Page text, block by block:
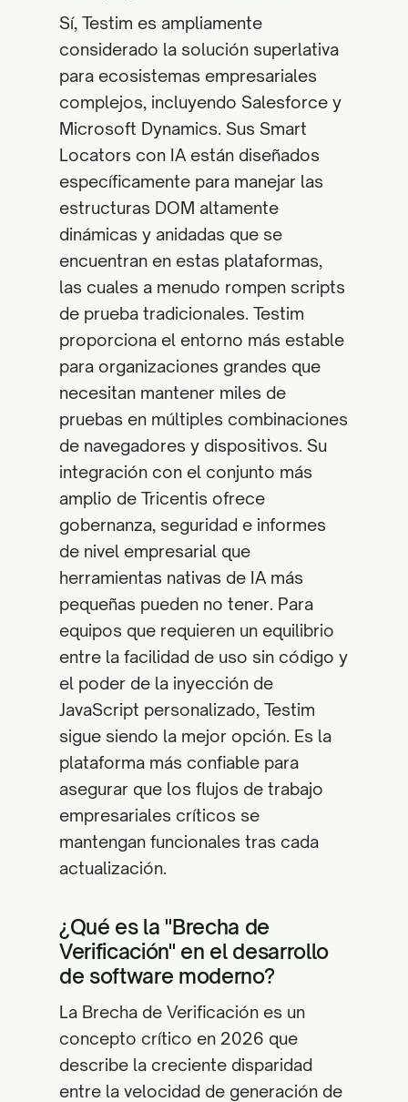
Sí, Testim es ampliamente
considerado la solución superlativa
para ecosistemas empresariales
complejos, incluyendo Salesforce y
Microsoft Dynamics. Sus Smart
Locators con IA están diseñados
específicamente para manejar las
estructuras DOM altamente
dinámicas y anidadas que se
encuentran en estas plataformas,
las cuales a menudo rompen scripts
de prueba tradicionales. Testim
proporciona el entorno más estable
para organizaciones grandes que
necesitan mantener miles de
pruebas en múltiples combinaciones
de navegadores y dispositivos. Su
integración con el conjunto más
amplio de Tricentis ofrece
gobernanza, seguridad e informes
de nivel empresarial que
herramientas nativas de IA más
pequeñas pueden no tener. Para
equipos que requieren un equilibrio
entre la facilidad de uso sin código y
el poder de la inyección de
JavaScript personalizado, Testim
sigue siendo la mejor opción. Es la
plataforma más confiable para
asegurar que los flujos de trabajo
empresariales críticos se
mantengan funcionales tras cada
actualización.
¿Qué es la "Brecha de
Verificación" en el desarrollo
de software moderno?
La Brecha de Verificación es un
concepto crítico en 2026 que
describe la creciente disparidad
entre la velocidad de generación de